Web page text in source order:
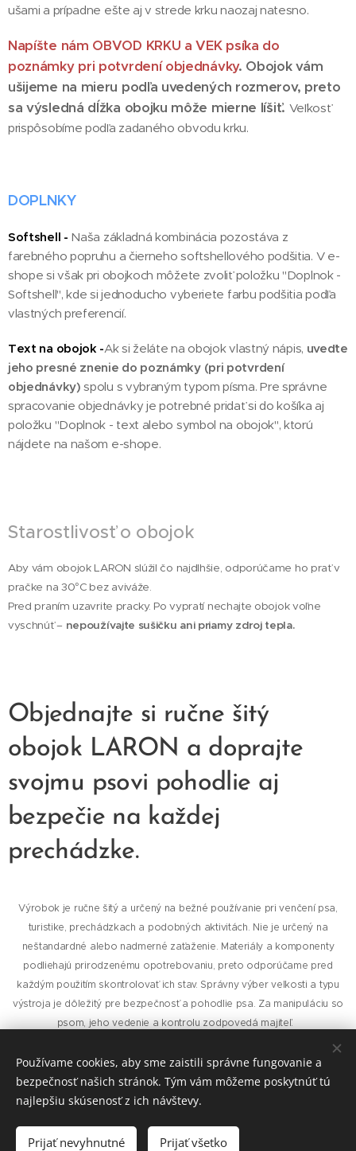
ušami a prípadne ešte aj v strede krku naozaj natesno.
Napíšte nám OBVOD KRKU a VEK psíka do
poznámky pri potvrdení objednávky. Obojok vám
ušijeme na mieru podľa uvedených rozmerov, preto
sa výsledná dĺžka obojku môže mierne líšiť. Veľkosť
prispôsobíme podľa zadaného obvodu krku.
DOPLNKY
Softshell - Naša základná kombinácia pozostáva z
farebného popruhu a čierneho softshellového podšitia. V e-
shope si však pri obojkoch môžete zvoliť položku "Doplnok -
Softshell", kde si jednoducho vyberiete farbu podšitia podľa
vlastných preferencií.
Text na obojok -Ak si želáte na obojok vlastný nápis, uveďte
jeho presné znenie do poznámky (pri potvrdení
objednávky) spolu s vybraným typom písma. Pre správne
spracovanie objednávky je potrebné pridať si do košíka aj
položku "Doplnok - text alebo symbol na obojok", ktorú
nájdete na našom e-shope.
Starostlivosť o obojok
Aby vám obojok LARON slúžil čo najdlhšie, odporúčame ho prať v
pračke na 30°C bez aviváže.
Pred praním uzavrite pracky. Po vypratí nechajte obojok voľne
vyschnúť – nepoužívajte sušičku ani priamy zdroj tepla.
Objednajte si ručne šitý
obojok LARON a doprajte
svojmu psovi pohodlie aj
bezpečie na každej
prechádzke.
Výrobok je ručne šitý a určený na bežné používanie pri venčení psa,
turistike, prechádzkach a podobných aktivitách. Nie je určený na
neštandardné alebo nadmerné zaťaženie. Materiály a komponenty
podliehajú prirodzenému opotrebovaniu, preto odporúčame pred
každým použitím skontrolovať ich stav. Správny výber veľkosti a typu
výstroja je dôležitý pre bezpečnosť a pohodlie psa. Za manipuláciu so
psom, jeho vedenie a kontrolu zodpovedá majiteľ.
© 2026Laron.sk, všetky práva vyhradené
Používame cookies, aby sme zaistili správne fungovanie a
bezpečnosť našich stránok. Tým vám môžeme poskytnúť tú
najlepšiu skúsenosť z ich návštevy.
Prijať nevyhnutné Prijať všetko